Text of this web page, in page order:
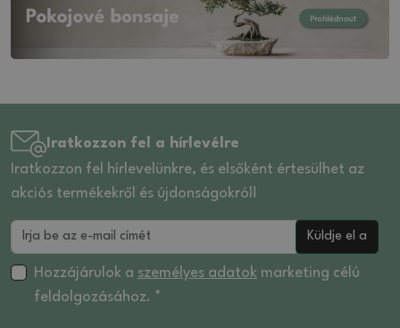
Iratkozzon fel a hírlevélre
Iratkozzon fel hírlevelünkre, és elsőként értesülhet az
akciós termékekről és újdonságokról!
Küldje el a
Hozzájárulok a személyes adatok marketing célú
feldolgozásához. *